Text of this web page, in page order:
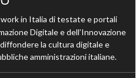
in Italia di testate e portali
Digitale e dell’Innovazione
la cultura digitale e
amministrazioni italiane.